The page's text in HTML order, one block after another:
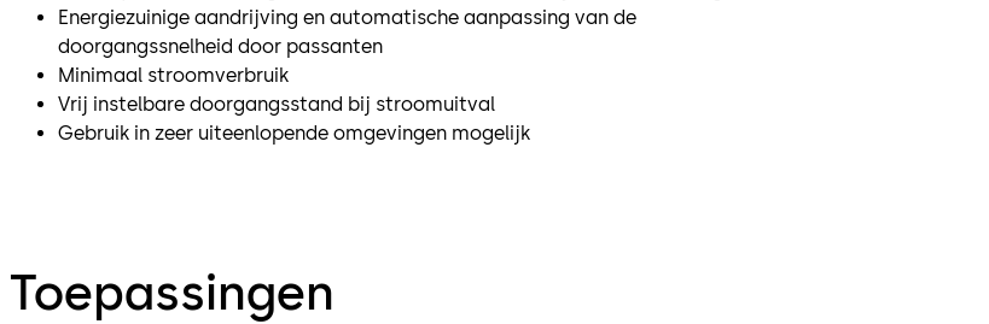
Energiezuinige aandrijving en automatische aanpassing van de
doorgangssnelheid door passanten
Minimaal stroomverbruik
Vrij instelbare doorgangsstand bij stroomuitval
Gebruik in zeer uiteenlopende omgevingen mogelijk
Toepassingen